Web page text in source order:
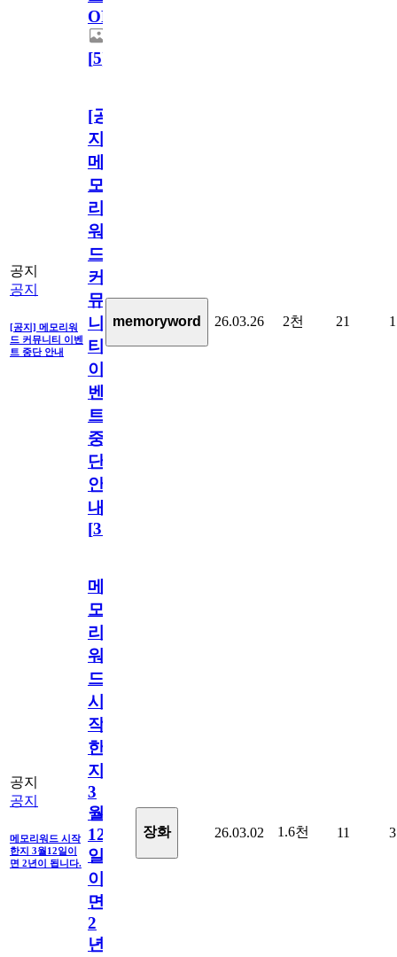
OPEN!
[5]
공지
공지
[공지] 메모리워
드 커뮤니티 이벤
트 중단 안내
[공
지]
메
모
리
워
드
커
뮤
니
티
이
벤
트
중
단
안
내
[31
memoryword 26.03.26 2천 21 1
공지
공지
메모리워드 시작
한지 3월12일이
면 2년이 됩니다.
메
모
리
워
드
시
작
한
지
3
월
12
일
이
면
2
년
장화 26.03.02 1.6천 11 3